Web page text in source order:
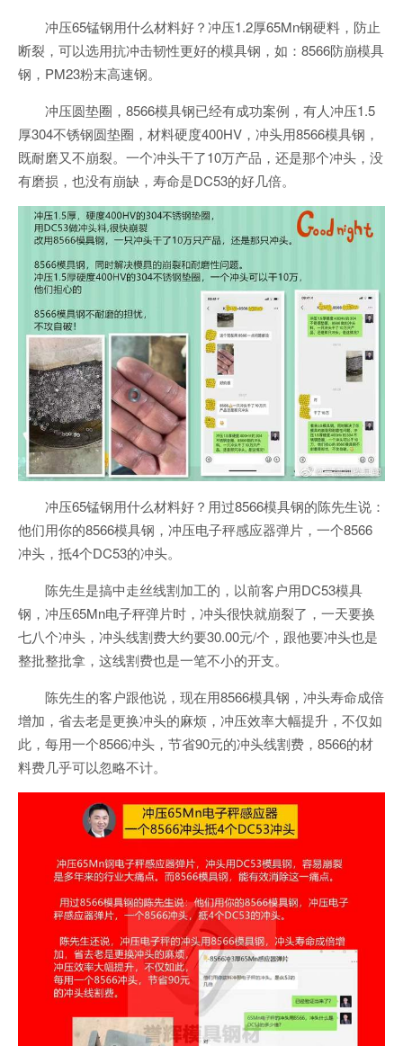
冲压65锰钢用什么材料好？冲压1.2厚65Mn钢硬料，防止
断裂，可以选用抗冲击韧性更好的模具钢，如：8566防崩模具
钢，PM23粉末高速钢。
冲压圆垫圈，8566模具钢已经有成功案例，有人冲压1.5
厚304不锈钢圆垫圈，材料硬度400HV，冲头用8566模具钢，
既耐磨又不崩裂。一个冲头干了10万产品，还是那个冲头，没
有磨损，也没有崩缺，寿命是DC53的好几倍。
冲压65锰钢用什么材料好？用过8566模具钢的陈先生说：
他们用你的8566模具钢，冲压电子秤感应器弹片，一个8566
冲头，抵4个DC53的冲头。
陈先生是搞中走丝线割加工的，以前客户用DC53模具
钢，冲压65Mn电子秤弹片时，冲头很快就崩裂了，一天要换
七八个冲头，冲头线割费大约要30.00元/个，跟他要冲头也是
整批整批拿，这线割费也是一笔不小的开支。
陈先生的客户跟他说，现在用8566模具钢，冲头寿命成倍
增加，省去老是更换冲头的麻烦，冲压效率大幅提升，不仅如
此，每用一个8566冲头，节省90元的冲头线割费，8566的材
料费几乎可以忽略不计。